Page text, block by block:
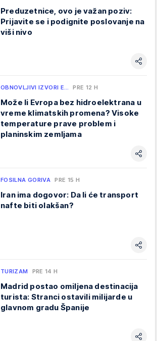
Preduzetnice, ovo je važan poziv:
Prijavite se i podignite poslovanje na
viši nivo
OBNOVLJIVI IZVORI E… PRE 12 H
Može li Evropa bez hidroelektrana u
vreme klimatskih promena? Visoke
temperature prave problem i
planinskim zemljama
FOSILNA GORIVA PRE 15 H
Iran ima dogovor: Da li će transport
nafte biti olakšan?
TURIZAM PRE 14 H
Madrid postao omiljena destinacija
turista: Stranci ostavili milijarde u
glavnom gradu Španije